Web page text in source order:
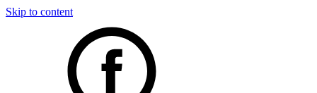
Skip to content